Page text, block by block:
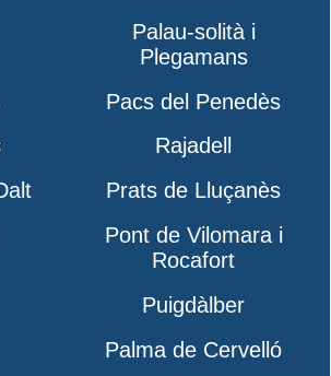
Palau-solità i
Plegamans
Pacs del Penedès
Rajadell
Prats de Lluçanès
Pont de Vilomara i
Rocafort
Puigdàlber
Palma de Cervelló